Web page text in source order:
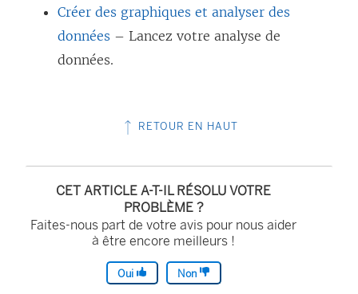
ê
t
Créer des graphiques et analyser des
données – Lancez votre analyse de
données.
RETOUR EN HAUT
CET ARTICLE A-T-IL RÉSOLU VOTRE
PROBLÈME ?
Faites-nous part de votre avis pour nous aider
à être encore meilleurs !
Oui Non